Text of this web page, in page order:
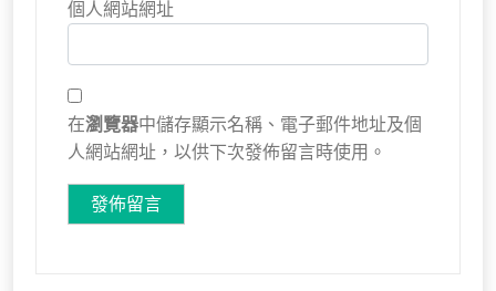
個人網站網址
在瀏覽器中儲存顯示名稱、電子郵件地址及個
人網站網址，以供下次發佈留言時使用。